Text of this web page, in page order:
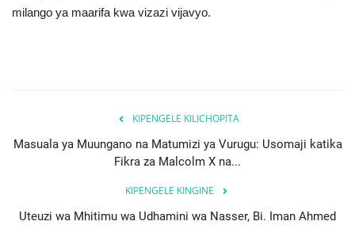
milango ya maarifa kwa vizazi vijavyo.
KIPENGELE KILICHOPITA
Masuala ya Muungano na Matumizi ya Vurugu: Usomaji katika
Fikra za Malcolm X na...
KIPENGELE KINGINE
Uteuzi wa Mhitimu wa Udhamini wa Nasser, Bi. Iman Ahmed